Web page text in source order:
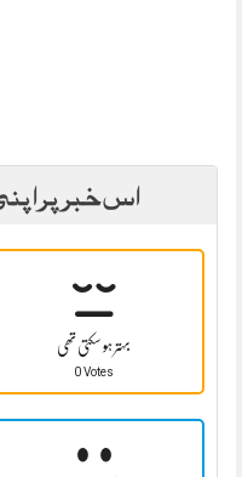
اس خبر پر
بہتر ہو سکتی تھی
0 Votes